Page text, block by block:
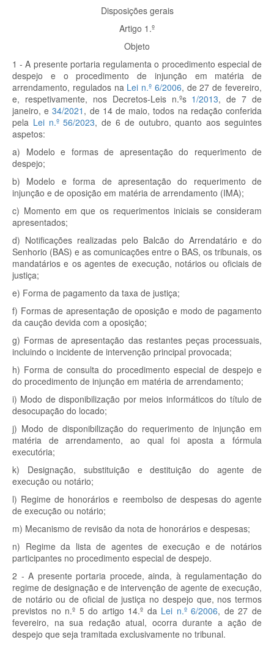
Disposições gerais
Artigo 1.º
Objeto
1 - A presente portaria regulamenta o procedimento especial de
despejo e o procedimento de injunção em matéria de
arrendamento, regulados na Lei n.º 6/2006, de 27 de fevereiro,
e, respetivamente, nos Decretos-Leis n.ºs 1/2013, de 7 de
janeiro, e34/2021 , de 14 de maio, todos na redação conferida
pela Lei n.º 56/2023, de 6 de outubro, quanto aos seguintes
aspetos:
a) Modelo e formas de apresentação do requerimento de
despejo;
b) Modelo e forma de apresentação do requerimento de
injunção e de oposição em matéria de arrendamento (IMA);
c) Momento em que os requerimentos iniciais se consideram
apresentados;
d) Notificações realizadas pelo Balcão do Arrendatário e do
Senhorio (BAS) e as comunicações entre o BAS, os tribunais, os
mandatários e os agentes de execução, notários ou oficiais de
justiça;
e) Forma de pagamento da taxa de justiça;
f) Formas de apresentação de oposição e modo de pagamento
da caução devida com a oposição;
g) Formas de apresentação das restantes peças processuais,
incluindo o incidente de intervenção principal provocada;
h) Forma de consulta do procedimento especial de despejo e
do procedimento de injunção em matéria de arrendamento;
i) Modo de disponibilização por meios informáticos do título de
desocupação do locado;
j) Modo de disponibilização do requerimento de injunção em
matéria de arrendamento, ao qual foi aposta a fórmula
executória;
k) Designação, substituição e destituição do agente de
execução ou notário;
l) Regime de honorários e reembolso de despesas do agente
de execução ou notário;
m) Mecanismo de revisão da nota de honorários e despesas;
n) Regime da lista de agentes de execução e de notários
participantes no procedimento especial de despejo.
2 - A presente portaria procede, ainda, à regulamentação do
regime de designação e de intervenção de agente de execução,
de notário ou de oficial de justiça no despejo que, nos termos
previstos no n.º 5 do artigo 14.º da Lei n.º 6/2006, de 27 de
fevereiro, na sua redação atual, ocorra durante a ação de
despejo que seja tramitada exclusivamente no tribunal.